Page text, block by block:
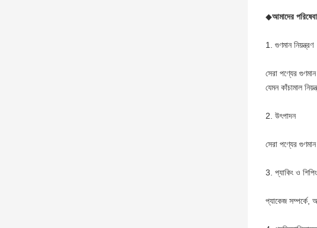
◆আমাদের পরিষেবা
1. গুণমান নিয়ন্ত্রণ
সেরা পণ্যের
যেমন কাঁচামাল
2. উৎপাদন
সেরা পণ্যের
3. প্যাকিং ও শিপিং
প্যাকেজ সম্পর্কে,